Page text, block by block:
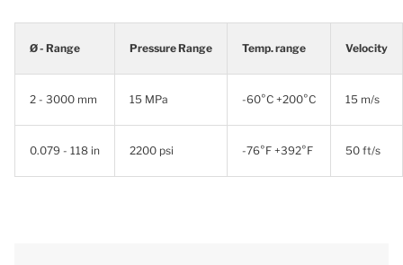
Ø - Range Pressure Range Temp. range Velocity
2 - 3000 mm 15 MPa -60°C +200°C 15 m/s
0.079 - 118 in 2200 psi -76°F +392°F 50 ft/s